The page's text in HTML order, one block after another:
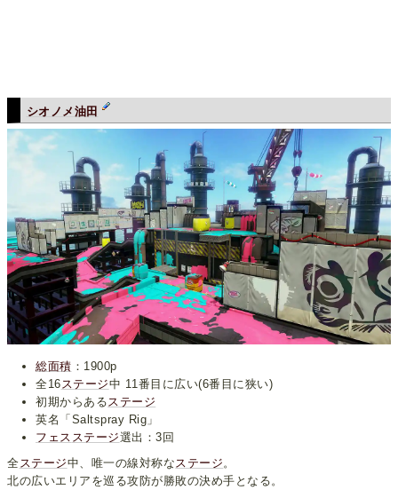
シオノメ油田
総面積 ：1900p
全16ステージ中 11番目に広い(6番目に狭い)
初期からあるステージ
英名「Saltspray Rig」
フェス ステージ選出：3回
全ステージ中、唯一の線対称なステージ。
北の広いエリアを巡る攻防が勝敗の決め手となる。